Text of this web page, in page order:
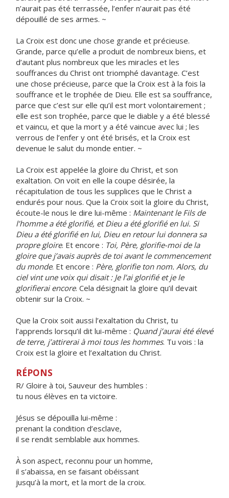
n’aurait pas été terrassée, l’enfer n’aurait pas été
dépouillé de ses armes. ~
La Croix est donc une chose grande et précieuse.
Grande, parce qu’elle a produit de nombreux biens, et
d’autant plus nombreux que les miracles et les
souffrances du Christ ont triomphé davantage. C’est
une chose précieuse, parce que la Croix est à la fois la
souffrance et le trophée de Dieu. Elle est sa souffrance,
parce que c’est sur elle qu’il est mort volontairement ;
elle est son trophée, parce que le diable y a été blessé
et vaincu, et que la mort y a été vaincue avec lui ; les
verrous de l’enfer y ont été brisés, et la Croix est
devenue le salut du monde entier. ~
La Croix est appelée la gloire du Christ, et son
exaltation. On voit en elle la coupe désirée, la
récapitulation de tous les supplices que le Christ a
endurés pour nous. Que la Croix soit la gloire du Christ,
écoute-le nous le dire lui-même : Maintenant le Fils de
l’homme a été glorifié, et Dieu a été glorifié en lui. Si
Dieu a été glorifié en lui, Dieu en retour lui donnera sa
propre gloire. Et encore : Toi, Père, glorifie-moi de la
gloire que j’avais auprès de toi avant le commencement
du monde. Et encore : Père, glorifie ton nom. Alors, du
ciel vint une voix qui disait : Je l’ai glorifié et je le
glorifierai encore. Cela désignait la gloire qu’il devait
obtenir sur la Croix. ~
Que la Croix soit aussi l’exaltation du Christ, tu
l’apprends lorsqu’il dit lui-même : Quand j’aurai été élevé
de terre, j’attirerai à moi tous les hommes. Tu vois : la
Croix est la gloire et l’exaltation du Christ.
RÉPONS
R/ Gloire à toi, Sauveur des humbles :
tu nous élèves en ta victoire.
Jésus se dépouilla lui-même :
prenant la condition d’esclave,
il se rendit semblable aux hommes.
À son aspect, reconnu pour un homme,
il s’abaissa, en se faisant obéissant
jusqu’à la mort, et la mort de la croix.